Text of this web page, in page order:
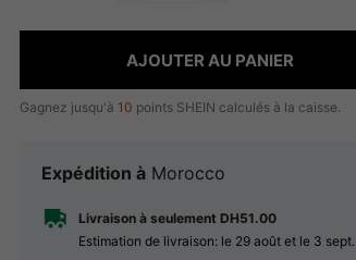
AJOUTER AU PANIER
Gagnez jusqu'à 10 points SHEIN calculés à la caisse.
Expédition à Morocco
Livraison à seulement DH51.00
Estimation de livraison: le 29 août et le 3 sept.